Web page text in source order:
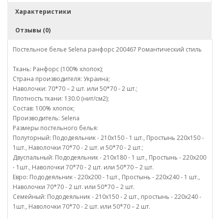
Характеристики
Отзывы (0)
Постельное белье Selena ранфорс 200467 Романтический стиль
Ткань: Ранфорс (100% хлопок);
Страна производителя: Украина;
Наволочки: 70*70 – 2 шт. или 50*70 - 2 шт.;
Плотность ткани: 130.0 (нит/см2);
Состав: 100% хлопок;
Производитель: Selena
Размеры постельного белья:
Полуторный: Пододеяльник - 210х150 - 1 шт., Простынь 220х150 -
1шт., Наволочки 70*70 - 2 шт. и 50*70 - 2 шт.;
Двуспальный: Пододеяльник - 210х180 - 1 шт., Простынь - 220х200
- 1шт., Наволочки 70*70 - 2 шт. или 50*70 – 2 шт.
Евро: Пододеяльник - 220х200 - 1шт., Простынь - 220х240 - 1 шт.,
Наволочки 70*70 - 2 шт. или 50*70 – 2 шт.
Семейный: Пододеяльник - 210х150 - 2 шт., простынь - 220х240 -
1шт., Наволочки 70*70 - 2 шт. или 50*70 – 2 шт.